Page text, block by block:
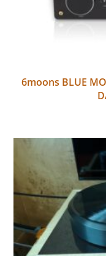
6moons BLUE